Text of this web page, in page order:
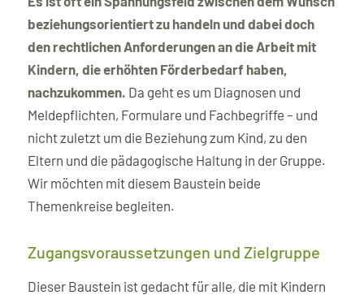
beziehungsorientiert zu handeln und dabei doch
den rechtlichen Anforderungen an die Arbeit mit
Kindern, die erhöhten Förderbedarf haben,
nachzukommen. Da geht es um Diagnosen und
Meldepflichten, Formulare und Fachbegriffe – und
nicht zuletzt um die Beziehung zum Kind, zu den
Eltern und die pädagogische Haltung in der Gruppe.
Wir möchten mit diesem Baustein beide
Themenkreise begleiten.
Zugangsvoraussetzungen und Zielgruppe
Dieser Baustein ist gedacht für alle, die mit Kindern